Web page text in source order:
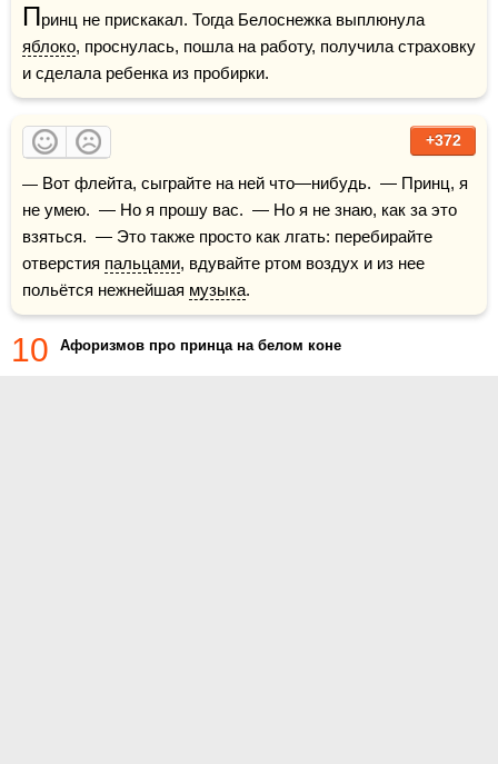
П
яблоко, проснулась, пошла на работу, получила страховку
и сделала ребенка из пробирки.
+372
— Вот флейта, сыграйте на ней что—нибудь.  — Принц, я
не умею.  — Но я прошу вас.  — Но я не знаю, как за это
взяться.  — Это также просто как лгать: перебирайте
отверстия пальцами, вдувайте ртом воздух и из нее
польётся нежнейшая музыка.
10 Афоризмов про принца на белом коне